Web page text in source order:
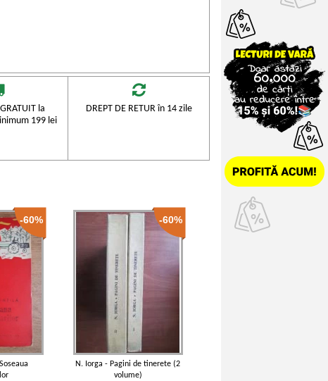
la
199 lei
DREPT DE RETUR în 14 zile
-60% -60%
N. Iorga - Pagini de tinerete (2
volume)